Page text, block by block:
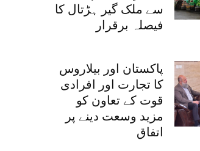
سے ملک گیر ہڑتال کا
فیصلہ برقرار
پاکستان اور بیلاروس
کا تجارت اور افرادی
قوت کے تعاون کو
مزید وسعت دینے پر
اتفاق